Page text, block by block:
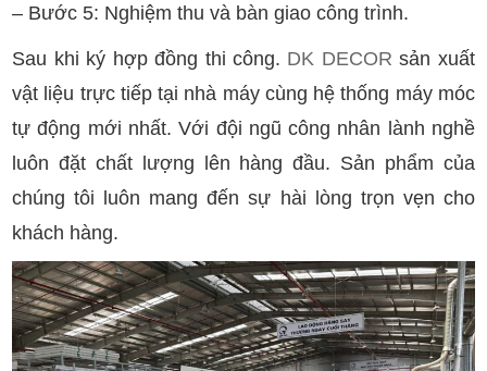
– Bước 5: Nghiệm thu và bàn giao công trình.
Sau khi ký hợp đồng thi công. DK DECOR sản xuất
vật liệu trực tiếp tại nhà máy cùng hệ thống máy móc
tự động mới nhất. Với đội ngũ công nhân lành nghề
luôn đặt chất lượng lên hàng đầu. Sản phẩm của
chúng tôi luôn mang đến sự hài lòng trọn vẹn cho
khách hàng.